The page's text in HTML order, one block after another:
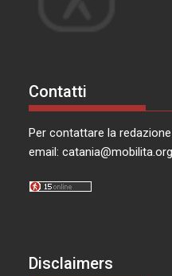
Contatti
Per contattare la redazione
email:catania@mobilita.org
Disclaimers